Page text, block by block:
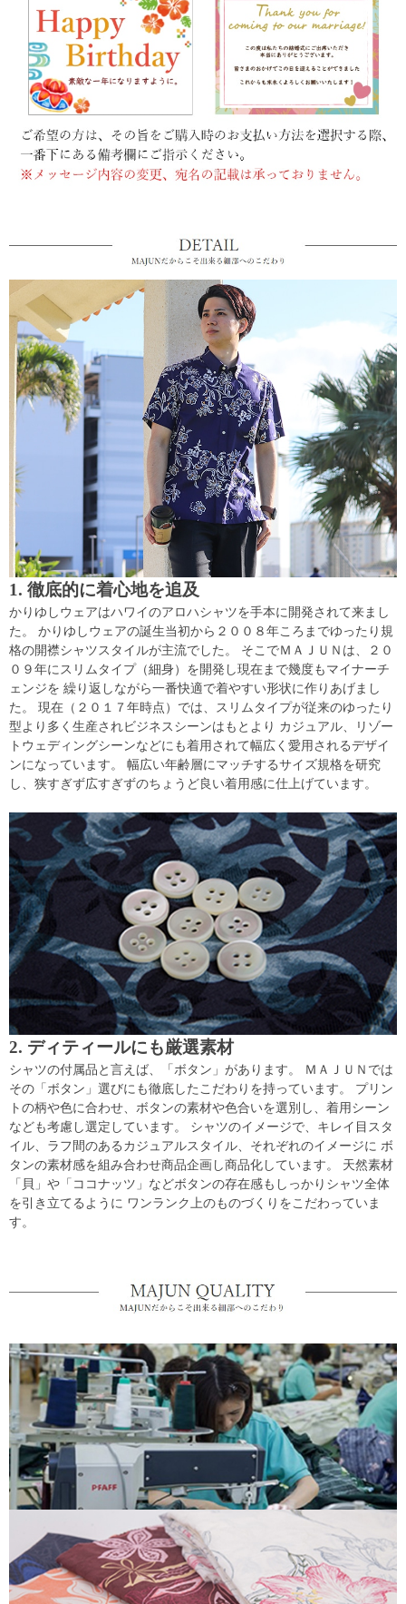
1. 徹底的に着心地を追及
かりゆしウェアはハワイのアロハシャツを手本に開発されて来まし
た。 かりゆしウェアの誕生当初から２００８年ころまでゆったり規
格の開襟シャツスタイルが主流でした。 そこでＭＡＪＵＮは、２０
０９年にスリムタイプ（細身）を開発し現在まで幾度もマイナーチ
ェンジを 繰り返しながら一番快適で着やすい形状に作りあげまし
た。 現在（２０１７年時点）では、スリムタイプが従来のゆったり
型より多く生産されビジネスシーンはもとより カジュアル、リゾー
トウェディングシーンなどにも着用されて幅広く愛用されるデザイ
ンになっています。 幅広い年齢層にマッチするサイズ規格を研究
し、狭すぎず広すぎずのちょうど良い着用感に仕上げています。
2. ディティールにも厳選素材
シャツの付属品と言えば、「ボタン」があります。 ＭＡＪＵＮでは
その「ボタン」選びにも徹底したこだわりを持っています。 プリン
トの柄や色に合わせ、ボタンの素材や色合いを選別し、着用シーン
なども考慮し選定しています。 シャツのイメージで、キレイ目スタ
イル、ラフ間のあるカジュアルスタイル、それぞれのイメージに ボ
タンの素材感を組み合わせ商品企画し商品化しています。 天然素材
「貝」や「ココナッツ」などボタンの存在感もしっかりシャツ全体
を引き立てるように ワンランク上のものづくりをこだわっていま
す。